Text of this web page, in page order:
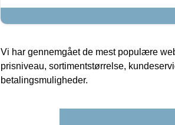
Vi har gennemgået de mest populære
prisniveau, sortimentstørrelse,
betalingsmuligheder.